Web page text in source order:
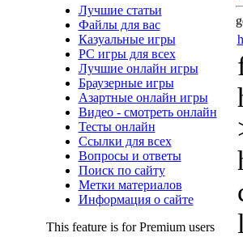
Лучшие статьи
Файлы для вас
Казуальные игры
PC игры для всех
Лучшие онлайн игры
Браузерные игры
Азартные онлайн игры
Видео - смотреть онлайн
Тесты онлайн
Ссылки для всех
Вопросы и ответы
Поиск по сайту
Метки материалов
Информация о сайте
This feature is for Premium users